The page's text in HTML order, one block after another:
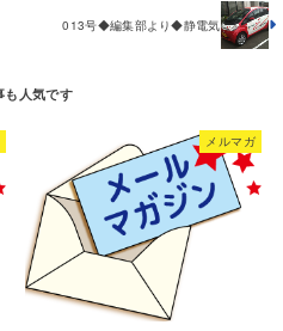
013号◆編集部より◆静電気
メルマガ